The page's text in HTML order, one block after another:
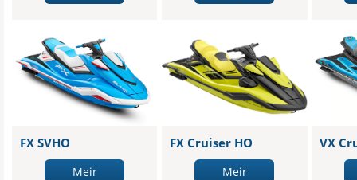
FX SVHO
Meir
FX Cruiser HO
Meir
VX